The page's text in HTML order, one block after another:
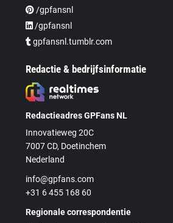
/gpfansnl
/gpfansnl
gpfansnl.tumblr.com
Redactie & bedrijfsinformatie
Redactieadres GPFans NL
Innovatieweg 20C
7007 CD, Doetinchem
Nederland
info@gpfans.com
+31 6 455 168 60
Regionale correspondentie